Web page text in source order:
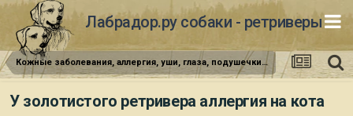
Лабрадор.ру собаки - ретриверы
Кожные заболевания, аллергия, уши, глаза, подушечки лап
У золотистого ретривера аллергия на кота